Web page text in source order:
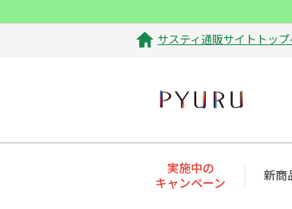
サスティ通販サイトトップ
実施中の
キャンペーン
新商